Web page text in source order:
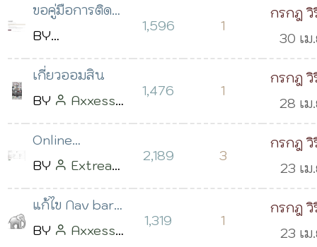
16:26 น.
install ครับ
Pechnark
พ.ค. 2562 เวลา
09:24 น.
ขอคู่มือการติด
ตั้งระบบแจ้ง
ซ่อมหน่อยครับ
BY
Thanakrit
เม.ย. 2562 เวลา
15:53 น.
1,596 1
กรกฎ วิ
30 เม
2562 เ
เกี่ยวออมสิน
BY
Axxess
โพสต์เมื่อ 27
1,476 1
กรกฎ วิ
28 เม
2562 เ
Online
Accounting
System
BY
Extream
LastChaos
2,189 3
กรกฎ วิ
23 เม
2562 เ
แก้ไข Nav bar
ในระบบ sms
BY
Axxess
1,319 1
กรกฎ วิ
23 เม